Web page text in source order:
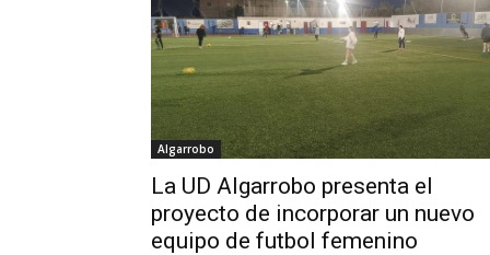
Algarrobo
La UD Algarrobo presenta el
proyecto de incorporar un nuevo
equipo de futbol femenino